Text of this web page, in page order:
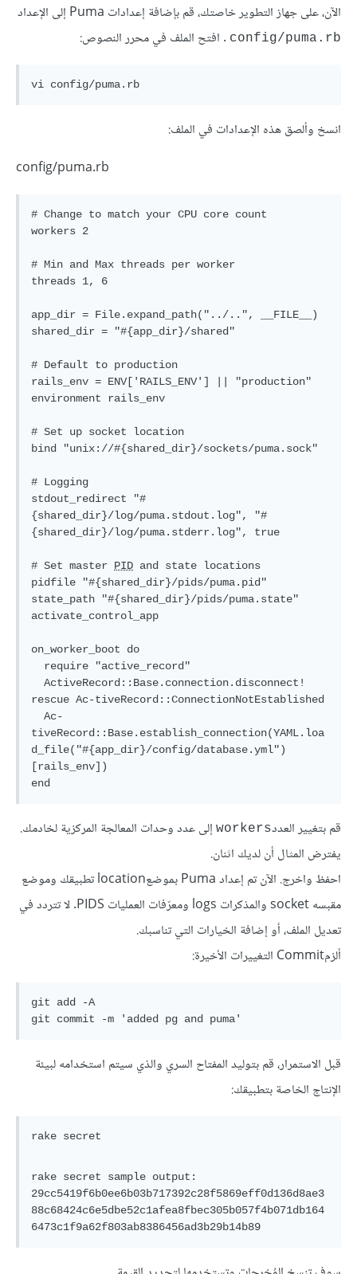
الآن، على جهاز التطوير خاصتك، قم بإضافة إعدادات Puma إلى الإعداد
config/puma.rb . افتح الملف في محرر النصوص:
انسخ وألصق هذه الإعدادات في الملف:
config/puma.rb
# Change to match your CPU core count
workers 2
# Min and Max threads per worker
threads 1, 6
app_dir = File.expand_path("../..", __FILE__)
shared_dir = "#{app_dir}/shared"
# Default to production
rails_env = ENV['RAILS_ENV'] || "production"
environment rails_env
# Set up socket location
bind "unix://#{shared_dir}/sockets/puma.sock"
# Logging
stdout_redirect "#
{shared_dir}/log/puma.stdout.log", "#
{shared_dir}/log/puma.stderr.log", true
# Set master PID and state locations
pidfile "#{shared_dir}/pids/puma.pid"
state_path "#{shared_dir}/pids/puma.state"
activate_control_app
on_worker_boot do
rescue Ac-tiveRecord::ConnectionNotEstablished
tiveRecord::Base.establish_connection(YAML.loa
d_file("#{app_dir}/config/database.yml")
[rails_env])
قم بتغيير العددworkers إلى عدد وحدات المعالجة المركزية لخادمك.
يفترض المثال أن لديك اثنان.
احفظ واخرج. الآن تم إعداد Puma بموضعlocation تطبيقك وموضع
مقبسه socket والمذكرات logs ومعرّفات العمليات PIDS. لا تتردد في
تعديل الملف، أو إضافة الخيارات التي تناسبك.
ألزمCommit التغييرات الأخيرة:
git add -A
قبل الاستمرار، قم بتوليد المفتاح السري والذي سيتم استخدامه لبيئة
الإنتاج الخاصة بتطبيقك:
rake secret sample output:
29cc5419f6b0ee6b03b717392c28f5869eff0d136d8ae3
88c68424c6e5dbe52c1afea8fbec305b057f4b071db164